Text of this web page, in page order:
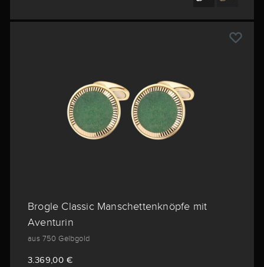
Brogle Classic Manschettenknöpfe mit
Aventurin
aus 750 Gelbgold
3.369,00 €